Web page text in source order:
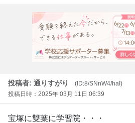
投稿者: 通りすがり
(ID:8/SNnW4/haI)
投稿日時：2025年 03月 11日 06:39
宝塚に雙葉に学習院・・・